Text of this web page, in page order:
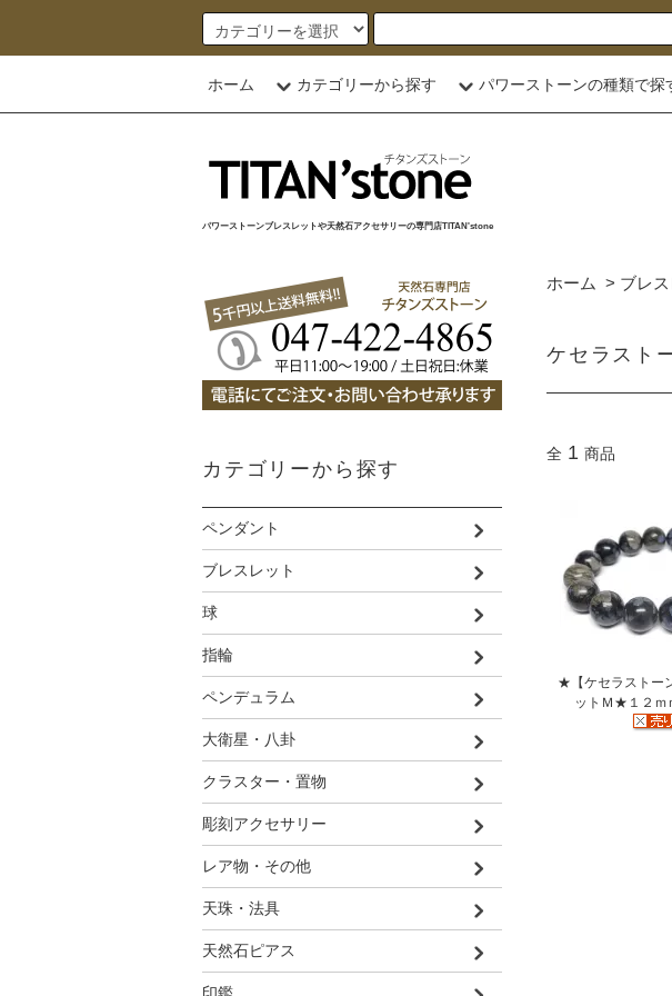
ホーム カテゴリーから探す パワーストーンの種類で探
パワーストーンブレスレットや天然石アクセサリーの専門店TITAN'stone
ホーム > ブレ
ケセラスト
全 1 商品
★【ケセラストー
ットＭ★１２ｍ
カテゴリーから探す
ペンダント
ブレスレット
球
指輪
ペンデュラム
大衛星・八卦
クラスター・置物
彫刻アクセサリー
レア物・その他
天珠・法具
天然石ピアス